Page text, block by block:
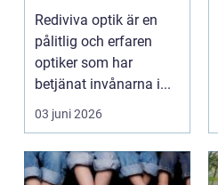
Uppsala
Rediviva optik är en
pålitlig och erfaren
optiker som har
betjänat invånarna i...
03 juni 2026